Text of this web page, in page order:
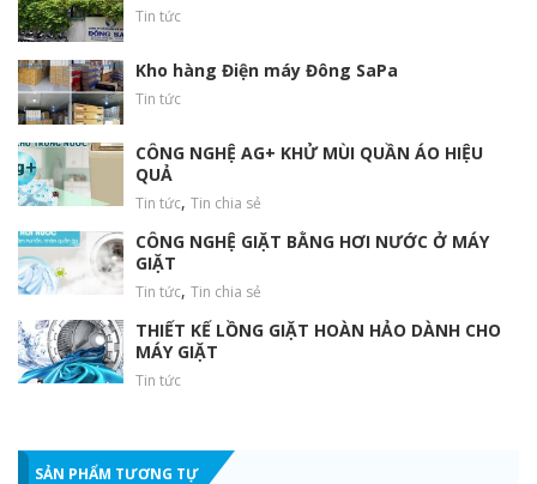
Hạn Chế Tối Đa Cặn Bột
Giặt
Hộp đánh tan bột giặt tích hợp cánh quạt xoay tạo dòng nước
Tin tức
Kho hàng Điện máy Đông SaPa
Tin tức
CÔNG NGHỆ AG+ KHỬ MÙI QUẦN ÁO HIỆU
QUẢ
Tin tức, Tin chia sẻ
CÔNG NGHỆ GIẶT BẰNG HƠI NƯỚC Ở MÁY
GIẶT
Tin tức, Tin chia sẻ
THIẾT KẾ LỒNG GIẶT HOÀN HẢO DÀNH CHO
MÁY GIẶT
Tin tức
SẢN PHẨM TƯƠNG TỰ